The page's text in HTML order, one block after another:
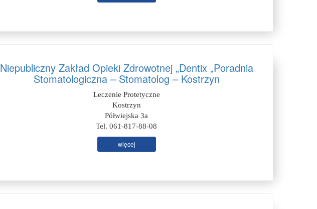
Niepubliczny Zakład Opieki Zdrowotnej „Dentix „Poradnia
Stomatologiczna – Stomatolog – Kostrzyn
Leczenie Protetyczne
Kostrzyn
Półwiejska 3a
Tel. 061-817-88-08
więcej